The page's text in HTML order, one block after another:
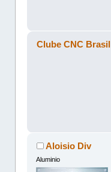
Clube CNC Brasil
Aloisio Div
Aluminio